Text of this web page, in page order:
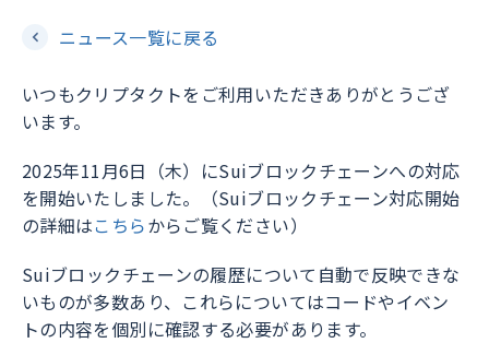
ニュース一覧に戻る
いつもクリプタクトをご利用いただきありがとうござ
います。 ​
2025年11月6日（木）にSuiブロックチェーンへの対応
を開始いたしました。（Suiブロックチェーン対応開始
の詳細はこちらからご覧ください）
Suiブロックチェーンの履歴について自動で反映できな
いものが多数あり、これらについてはコードやイベン
トの内容を個別に確認する必要があります。